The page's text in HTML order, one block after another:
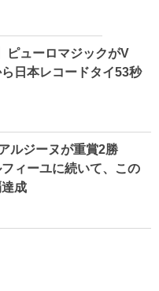
ピューロマジックがV
日本レコードタイ53秒
ルジーヌが重賞2勝
ィーユに続いて、この
成